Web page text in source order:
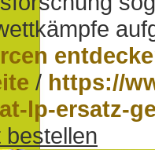
/ https://
lp-ersatz-
bestellen